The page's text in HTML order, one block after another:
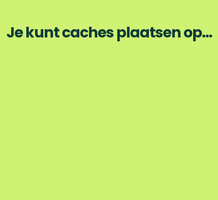
Je kunt caches plaatsen op...